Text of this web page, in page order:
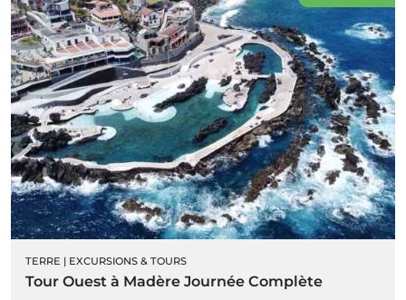
TERRE | EXCURSIONS & TOURS
Tour Ouest à Madère Journée Complète